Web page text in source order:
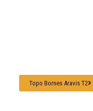
Topo Bornes Aravis T2